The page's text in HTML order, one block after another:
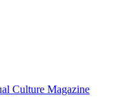
Culture Magazine